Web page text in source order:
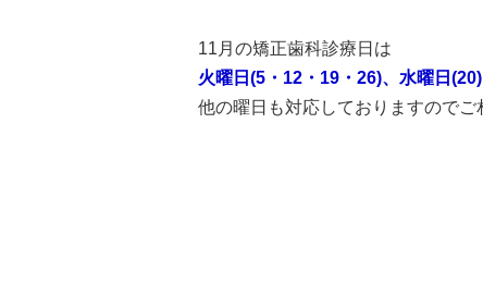
11月の矯正歯科診療日は
火曜日(5・12・19・26)、水曜日
他の曜日も対応しておりますのでご